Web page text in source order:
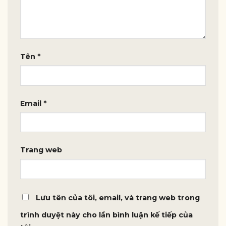
Tên *
Email *
Trang web
Lưu tên của tôi, email, và trang web trong
trình duyệt này cho lần bình luận kế tiếp của